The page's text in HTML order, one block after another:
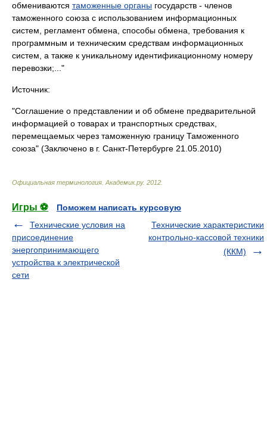
обмениваются таможенные органы государств - членов
таможенного союза с использованием информационных
систем, регламент обмена, способы обмена, требования к
программным и техническим средствам информационных
систем, а также к уникальному идентификационному номеру
перевозки;..."
Источник:
"Соглашение о представлении и об обмене предварительной
информацией о товарах и транспортных средствах,
перемещаемых через таможенную границу Таможенного
союза" (Заключено в г. Санкт-Петербурге 21.05.2010)
Официальная терминология Академик.ру. 2012
Игры ⚽
Поможем написать курсовую
Технические условия на
присоединение
энергопринимающего
устройства к электрической
сети
Технические характеристики
контрольно-кассовой техники
(ККМ)